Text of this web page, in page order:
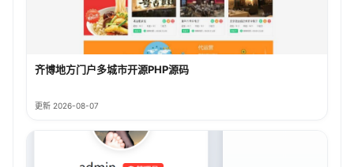
齐博地方门户多城市开源PHP源码
更新 2026-08-07